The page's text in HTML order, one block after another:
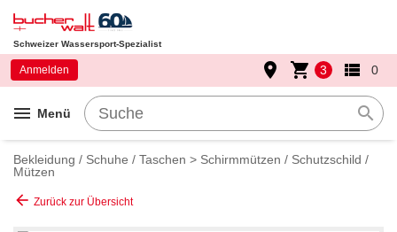
Schweizer Wassersport-Spezialist
menu Menü search
Anmelden place shopping_cart 3 view_list 0
Bekleidung / Schuhe / Taschen > Schirmmützen / Schutzschild /
Mützen
arrow_back Zurück zur Übersicht